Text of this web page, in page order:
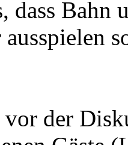
dass Bahn
ausspielen
der